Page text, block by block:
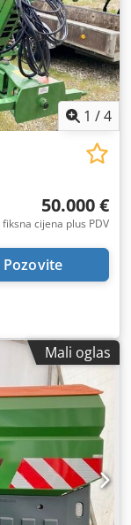
1 /4
50.000 €
fiksna cijena plus PDV
Pozovite
Mali oglas